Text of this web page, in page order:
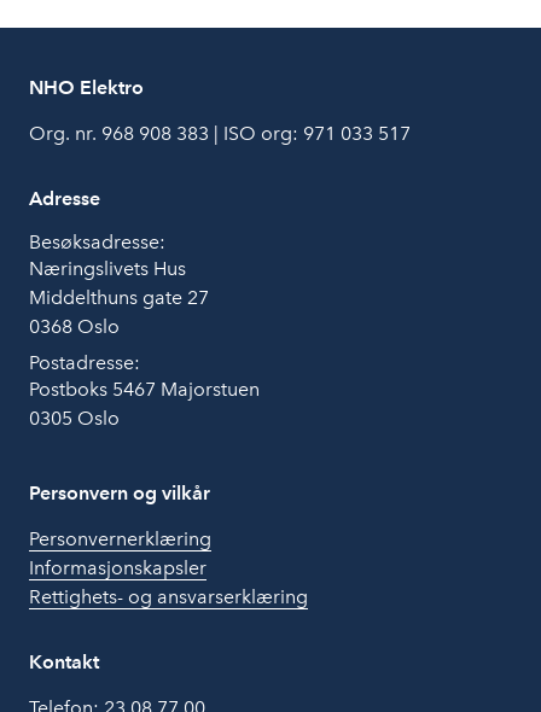
NHO Elektro
Org. nr. 968 908 383 | ISO org: 971 033 517
Adresse
Besøksadresse:
Næringslivets Hus
Middelthuns gate 27
0368 Oslo
Postadresse:
Postboks 5467 Majorstuen
0305 Oslo
Personvern og vilkår
Personvernerklæring
Informasjonskapsler
Rettighets- og ansvarserklæring
Kontakt